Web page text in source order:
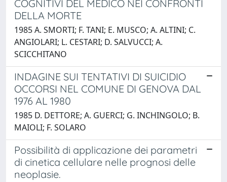
COGNITIVI DEL MEDICO NEI CONFRONTI
DELLA MORTE
1985 A. SMORTI; F. TANI; E. MUSCO; A. ALTINI; C.
ANGIOLARI; L. CESTARI; D. SALVUCCI; A.
SCICCHITANO
INDAGINE SUI TENTATIVI DI SUICIDIO
OCCORSI NEL COMUNE DI GENOVA DAL
1976 AL 1980
1985 D. DETTORE; A. GUERCI; G. INCHINGOLO; B.
MAIOLI; F. SOLARO
Possibilità di applicazione dei parametri
di cinetica cellulare nelle prognosi delle
neoplasie.